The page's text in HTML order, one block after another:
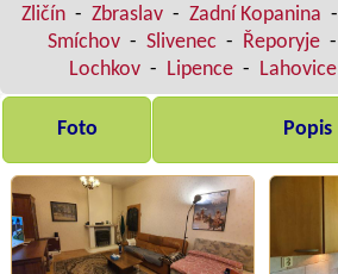
Zličín - Zbraslav - Zadní Kopanina -
Smíchov - Slivenec - Řeporyje -
Lochkov - Lipence - Lahovice
Foto Popis